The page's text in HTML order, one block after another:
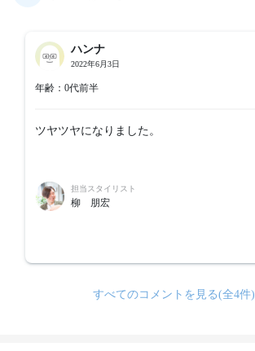
ハンナ
2022年6月3日
年齢：0代前半
ツヤツヤになりました。
担当スタイリスト
柳 朋宏
すべてのコメントを見る(全4件)